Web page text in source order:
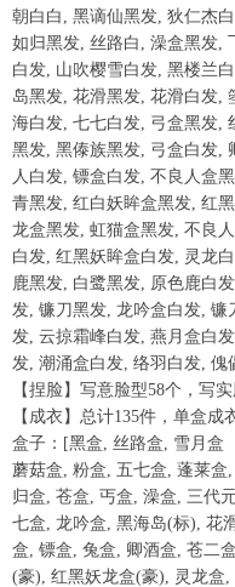
朝白白, 黑谪仙黑发, 狄仁杰
如归黑发, 丝路白, 澡盒黑发,
白发, 山吹樱雪白发, 黑楼兰
岛黑发, 花滑黑发, 花滑白发,
海白发, 七七白发, 弓盒黑发,
黑发, 黑傣族黑发, 弓盒白发,
人白发, 镖盒白发, 不良人盒
青黑发, 红白妖眸盒黑发, 红
龙盒黑发, 虹猫盒黑发, 不良
白发, 红黑妖眸盒白发, 灵龙
鹿黑发, 白鹭黑发, 原色鹿白
发, 镰刀黑发, 龙吟盒白发,
发, 云掠霜峰白发, 燕月盒白
发, 潮涌盒白发, 络羽白发,
【捏脸】写意脸型58个，写
【成衣】总计135件，单盒
盒子：[黑盒, 丝路盒, 雪月盒
蘑菇盒, 粉盒, 五七盒, 蓬莱
归盒, 苍盒, 丐盒, 澡盒, 三代
七盒, 龙吟盒, 黑海岛(标), 花
盒, 镖盒, 兔盒, 卿酒盒, 苍二
(豪), 红黑妖龙盒(豪), 灵龙盒